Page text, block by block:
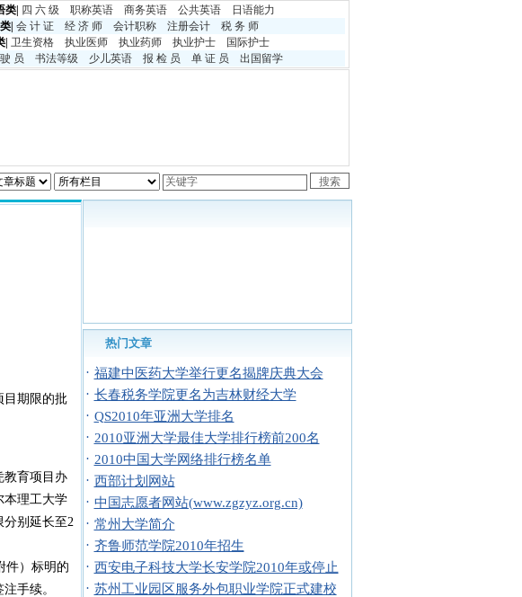
类| 四 六 级 职称英语 商务英语 公共英语
日语能力
| 会 计 证 经 济 师 会计职称 注册会计
税 务 师
| 卫生资格 执业医师 执业药师 执业护士
国际护士
员 书法等级 少儿英语 报 检 员 单 证 员 出国留学
目期限的批
教育项目办
本理工大学
别延长至2
件）标明的
手续。
热门文章
· 福建中医药大学举行更名揭牌庆典大会
· 长春税务学院更名为吉林财经大学
· QS2010年亚洲大学排名
· 2010亚洲大学最佳大学排行榜前200名
· 2010中国大学网络排行榜名单
· 西部计划网站
· 中国志愿者网站(www.zgzyz.org.cn)
· 常州大学简介
· 齐鲁师范学院2010年招生
· 西安电子科技大学长安学院2010年或停止
· 苏州工业园区服务外包职业学院正式建校